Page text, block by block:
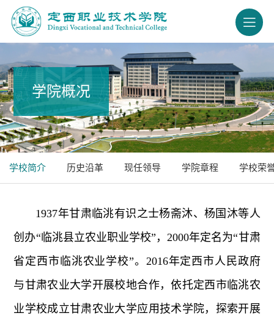
学院概况
学校简介 历史沿革 现任领导 学院章程 学校荣
1937年甘肃临洮有识之士杨斋沐、杨国沐等人
创办“临洮县立农业职业学校”，2000年定名为“甘肃
省定西市临洮农业学校”。2016年定西市人民政府
与甘肃农业大学开展校地合作，依托定西市临洮农
业学校成立甘肃农业大学应用技术学院，探索开展